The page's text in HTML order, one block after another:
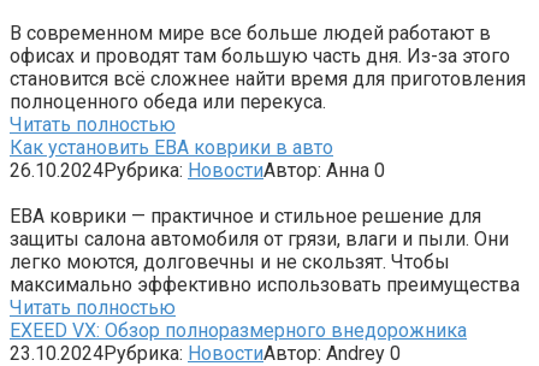
В современном мире все больше людей работают в
офисах и проводят там большую часть дня. Из-за этого
становится всё сложнее найти время для приготовления
полноценного обеда или перекуса.
Читать полностью
Как установить ЕВА коврики в авто
26.10.2024Рубрика: НовостиАвтор: Анна 0
ЕВА коврики — практичное и стильное решение для
защиты салона автомобиля от грязи, влаги и пыли. Они
легко моются, долговечны и не скользят. Чтобы
максимально эффективно использовать преимущества
Читать полностью
EXEED VX: Обзор полноразмерного внедорожника
23.10.2024Рубрика: НовостиАвтор: Andrey 0